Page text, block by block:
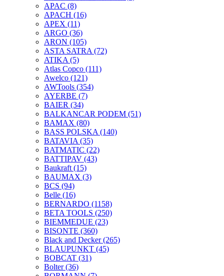
APAC (8)
APACH (16)
APEX (11)
ARGO (36)
ARON (105)
ASTA SATRA (72)
ATIKA (5)
Atlas Copco (111)
Awelco (121)
AWTools (354)
AYERBE (7)
BAIER (34)
BALKANCAR PODEM (51)
BAMAX (80)
BASS POLSKA (140)
BATAVIA (35)
BATMATIC (22)
BATTIPAV (43)
Baukraft (15)
BAUMAX (3)
BCS (94)
Belle (16)
BERNARDO (1158)
BETA TOOLS (250)
BIEMMEDUE (23)
BISONTE (360)
Black and Decker(265)
BLAUPUNKT (45)
BOBCAT (31)
Bolter(36)